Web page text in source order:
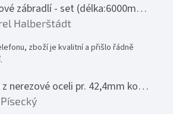
Nerezové zábradlí - set (délka:6000mm x výška:1000mm)
produktu je 5 z 5 hvězdiček.
Halberštádt
zboží je kvalitní a přišlo řádně
Madlo z nerezové oceli pr. 42,4mm komplet - model 0116 - 3000mm
produktu je 5 z 5 hvězdiček.